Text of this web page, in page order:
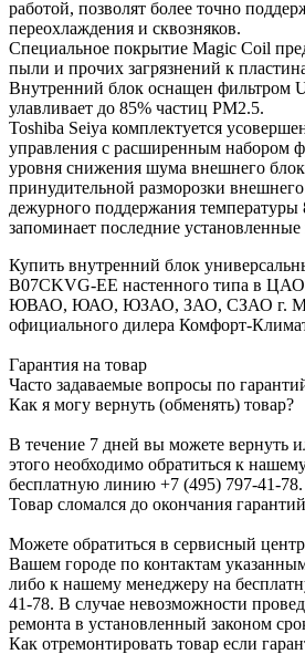
работой, позволят более точно
переохлаждения и сквозняков.
Специальное покрытие Magic Coil
пыли и прочих загрязнений к
Внутренний блок оснащен фильтром
улавливает до 85% частиц РМ2.5.
Toshiba Seiya комплектуется
управления с расширенным набором
уровня снижения шума внешнего
принудительной разморозки
дежурного поддержания температуры
запоминает последние установленные
Купить внутренний блок
B07CKVG-EE настенного типа в
ЮВАО, ЮАО, ЮЗАО, ЗАО, СЗАО г.
официального дилера Комфорт-
Гарантия на товар
Часто задаваемые вопросы по
Как я могу вернуть (обменять) товар?
В течение 7 дней вы можете вернуть
этого необходимо обратиться к
бесплатную линию +7 (495) 797-41-78.
Товар сломался до окончания
Можете обратиться в сервисный
Вашем городе по контактам
либо к нашему менеджеру на
41-78. В случае невозможности
ремонта в установленный законом
Как отремонтировать товар если